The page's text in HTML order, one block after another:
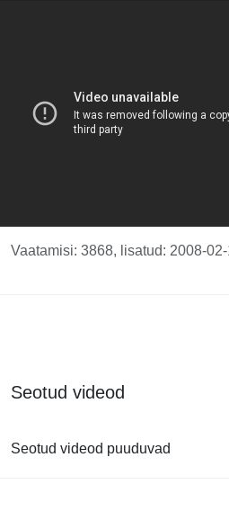
Vaatamisi: 3868, lisatud: 2008-
Seotud videod
Seotud videod puuduvad